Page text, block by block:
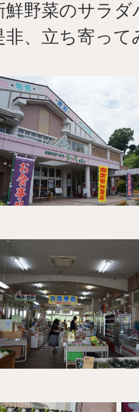
鮮野菜のサラ
非、立ち寄っ